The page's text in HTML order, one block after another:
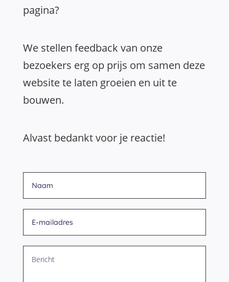
pagina?
We stellen feedback van onze
bezoekers erg op prijs om samen deze
website te laten groeien en uit te
bouwen.
Alvast bedankt voor je reactie!